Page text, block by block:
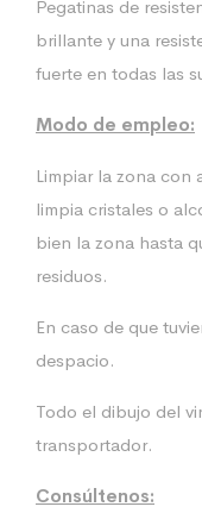
Pegatinas de
brillante y una
fuerte en todas las
Modo de empleo:
Limpiar la zona con
limpia cristales o
bien la zona hasta
residuos.
En caso de que
despacio.
Todo el dibujo del
transportador.
Consúltenos: